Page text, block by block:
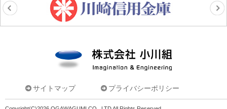
サイトマップ プライバシーポリシー